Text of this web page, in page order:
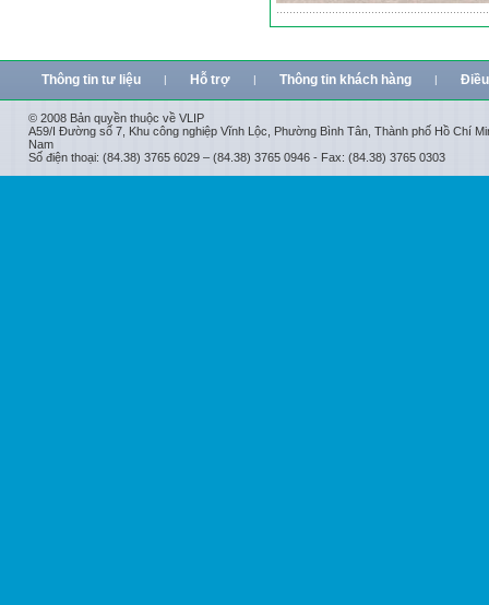
Thông tin tư liệu | Hỗ trợ | Thông tin khách hàng |
© 2008 Bản quyền thuộc về VLIP
A59/I Đường số 7, Khu công nghiệp Vĩnh Lộc, Phường Bình Tân, Thành phố Hồ Chí
Nam
Số điện thoại: (84.38) 3765 6029 – (84.38) 3765 0946 - Fax: (84.38) 3765 0303